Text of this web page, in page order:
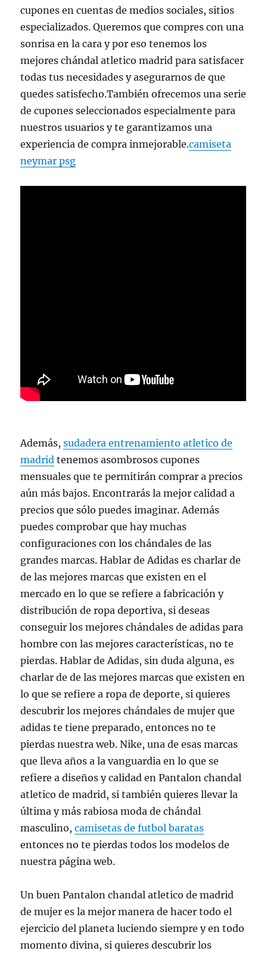
cupones en cuentas de medios sociales, sitios
especializados. Queremos que compres con una
sonrisa en la cara y por eso tenemos los
mejores chándal atletico madrid para satisfacer
todas tus necesidades y asegurarnos de que
quedes satisfecho.También ofrecemos una serie
de cupones seleccionados especialmente para
nuestros usuarios y te garantizamos una
experiencia de compra inmejorable.camiseta
neymar psg
Además,sudadera entrenamiento atletico de
madrid tenemos asombrosos cupones
mensuales que te permitirán comprar a precios
aún más bajos. Encontrarás la mejor calidad a
precios que sólo puedes imaginar. Además
puedes comprobar que hay muchas
configuraciones con los chándales de las
grandes marcas. Hablar de Adidas es charlar de
de las mejores marcas que existen en el
mercado en lo que se refiere a fabricación y
distribución de ropa deportiva, si deseas
conseguir los mejores chándales de adidas para
hombre con las mejores características, no te
pierdas. Hablar de Adidas, sin duda alguna, es
charlar de de las mejores marcas que existen en
lo que se refiere a ropa de deporte, si quieres
descubrir los mejores chándales de mujer que
adidas te tiene preparado, entonces no te
pierdas nuestra web. Nike, una de esas marcas
que lleva años a la vanguardia en lo que se
refiere a diseños y calidad en Pantalon chandal
atletico de madrid, si también quieres llevar la
última y más rabiosa moda de chándal
masculino,camisetas de futbol baratas
entonces no te pierdas todos los modelos de
nuestra página web.
Un buen Pantalon chandal atletico de madrid
de mujer es la mejor manera de hacer todo el
ejercicio del planeta luciendo siempre y en todo
momento divina, si quieres descubrir los